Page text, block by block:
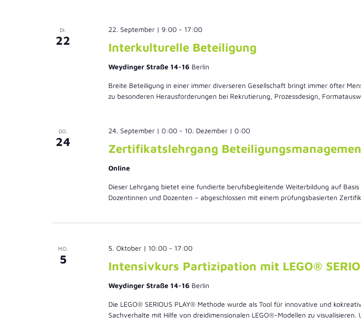
DI.
22 Interkulturelle Beteiligung
22. September | 9:00- 17:00
Weydinger Straße 14-16 Berlin
Breite Beteiligung in einer immer diverseren Gesellschaft bringt immer öfter
zu besonderen Herausforderungen bei Rekrutierung, Prozessdesign,
DO.
24 Zertifikatslehrgang
24. September | 0:00- 10. Dezember | 0:00
Online
Dieser Lehrgang bietet eine fundierte berufsbegleitende Weiterbildung auf
Dozentinnen und Dozenten – abgeschlossen mit einem prüfungsbasierten
MO.
5 Intensivkurs Partizipation mit LEGO®
5. Oktober | 10:00- 17:00
Weydinger Straße 14-16 Berlin
Die LEGO® SERIOUS PLAY® Methode wurde als Tool für innovative und
Sachverhalte mit Hilfe von dreidimensionalen LEGO®-Modellen zu